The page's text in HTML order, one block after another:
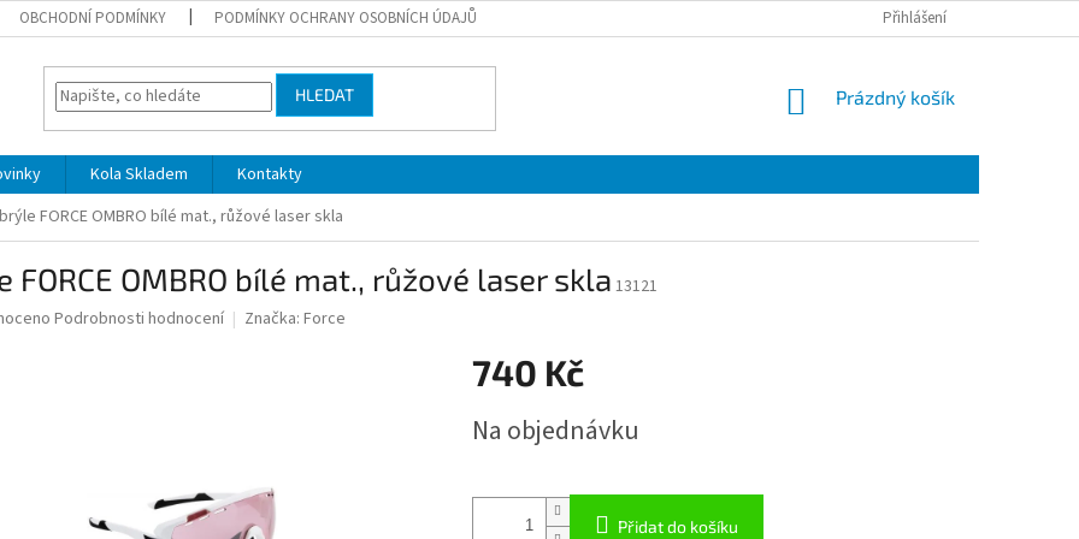
OBCHODNÍ PODMÍNKY PODMÍNKY OCHRANY OSOBNÍCH ÚDAJŮ Přihlášení
HLEDAT
NÁKUPNÍ
Prázdný košík
Kola Skladem
Kontakty
brýle FORCE OMBRO bílé mat., růžové laser skla
FORCE OMBRO bílé mat., růžové laser skla 13121
Podrobnosti hodnocení Značka: Force
740 Kč
cena:
Na objednávku
Přidat do košíku